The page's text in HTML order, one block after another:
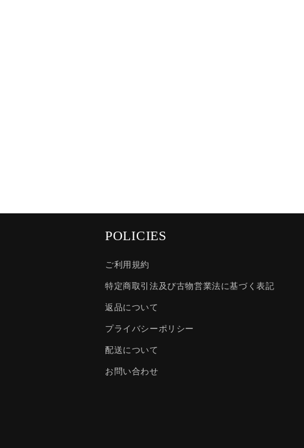
POLICIES
ご利用規約
特定商取引法及び古物営業法に基づく表記
返品について
プライバシーポリシー
配送について
お問い合わせ